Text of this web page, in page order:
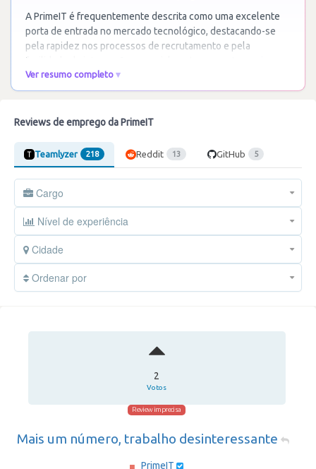
A PrimeIT é frequentemente descrita como uma excelente
porta de entrada no mercado tecnológico, destacando-se
pela rapidez nos processos de recrutamento e pela
facilidade de integração, especialmente para
Ver resumo completo
Reviews de emprego da PrimeIT
Teamlyzer 218 Reddit 13 GitHub 5
Cargo
Nível de experiência
Cidade
Ordenar por
2
Votos
Review imprecisa
Mais um número, trabalho desinteressante
PrimeIT